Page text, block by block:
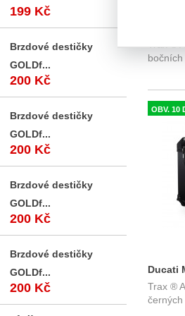
(15-) -
Trax ®
OBV. 10
Ducati
sada
Trax ®
199 Kč
Brzdové destičky
GOLDf...
200 Kč
Brzdové destičky
GOLDf...
200 Kč
Brzdové destičky
GOLDf...
200 Kč
Brzdové destičky
GOLDf...
200 Kč